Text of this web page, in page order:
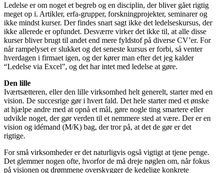
Ledelse er om noget et begreb og en disciplin, der bliver gået rigtig
meget op i. Artikler, erfa-grupper, forskningprojekter, seminarer og
ikke mindst kurser. Der findes snart sagt ikke det ledelseskursus, der
ikke allerede er opfundet. Desværre virker det ikke til, at alle disse
kurser bliver brugt til andet end mere fyldstof på diverse CV’er. For
når rampelyset er slukket og det seneste kursus er forbi, så venter
hverdagen i firmaet igen, og der kører man efter det jeg kalder
“Ledelse via Excel”, og det har intet med ledelse at gøre.
Den lille
Iværtsætteren, eller den lille virksomhed helt generelt, starter med en
vision. De succesrige gør i hvert fald. Det hele starter med et ønske
at hjælpe andre med at opnå et mål, gøre nogle ting smartere eller
udvikle noget, der gør verden til et nemmere sted at være. Der er en
vision og idémand (M/K) bag, der tror på, at det de gør er det
rigtige.
For små virksomheder er det naturligvis også vigtigt at tjene penge.
Det glemmer nogen ofte, hvorfor de må dreje nøglen om, når fokus
på visionen og drømmene overskygger de kedelige konkrete